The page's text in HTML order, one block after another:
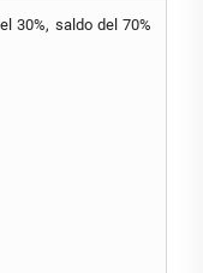
30%, saldo del 70%